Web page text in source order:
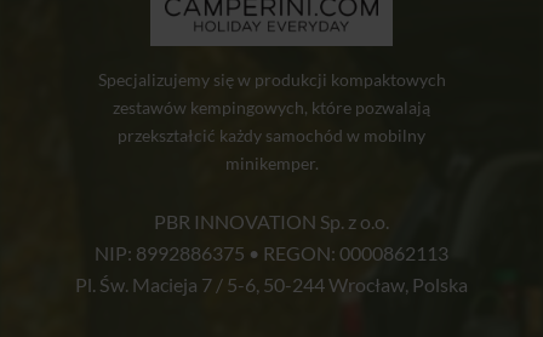
Specjalizujemy się w produkcji kompaktowych
zestawów kempingowych, które pozwalają
przekształcić każdy samochód w mobilny
minikemper.
PBR INNOVATION Sp. z o.o.
NIP: 8992886375 • REGON: 0000862113
Pl. Św. Macieja 7 / 5-6, 50-244 Wrocław, Polska